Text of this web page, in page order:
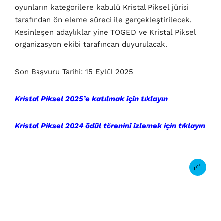
oyunların kategorilere kabulü Kristal Piksel jürisi
tarafından ön eleme süreci ile gerçekleştirilecek.
Kesinleşen adaylıklar yine TOGED ve Kristal Piksel
organizasyon ekibi tarafından duyurulacak.
Son Başvuru Tarihi: 15 Eylül 2025
Kristal Piksel 2025’e katılmak için tıklayın
Kristal Piksel 2024 ödül törenini izlemek için tıklayın